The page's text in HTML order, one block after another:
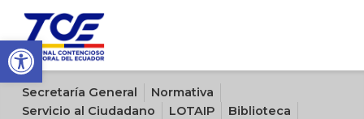
Open toolbar
Sitio oficial del Tribunal Contencioso Electoral del Ecuador
Secretaría General
Normativa
Servicio al Ciudadano
LOTAIP
Biblioteca